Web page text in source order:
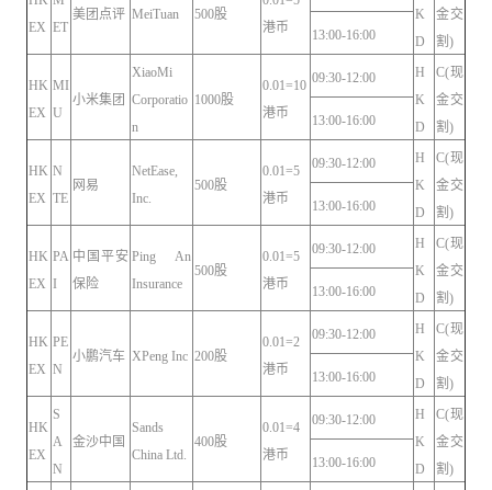
EX ET
美团点评 MeiTuan 500股
港币
K
D
金交
割)
13:00-16:00
HK
EX
MI
U
小米集团
XiaoMi
Corporatio
n
1000股
0.01=10
港币
09:30-12:00
H
K
D
C(现
金交
割)
13:00-16:00
HK
EX
N
TE
网易
NetEase,
Inc.
500股
0.01=5
港币
09:30-12:00
H
K
D
C(现
金交
割)
13:00-16:00
HK
EX
PA
I
中国平安
保险
Ping An
Insurance
500股
0.01=5
港币
09:30-12:00
H
K
D
C(现
金交
割)
13:00-16:00
HK
EX
PE
N
小鹏汽车 XPeng Inc 200股
0.01=2
港币
09:30-12:00
H
K
D
C(现
金交
割)
13:00-16:00
HK
EX
S
A
N
金沙中国
Sands
China Ltd.
400股
0.01=4
港币
09:30-12:00
H
K
D
C(现
金交
割)
13:00-16:00